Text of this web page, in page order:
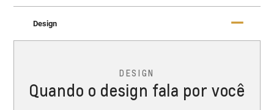
Design
DESIGN
Quando o design fala por você